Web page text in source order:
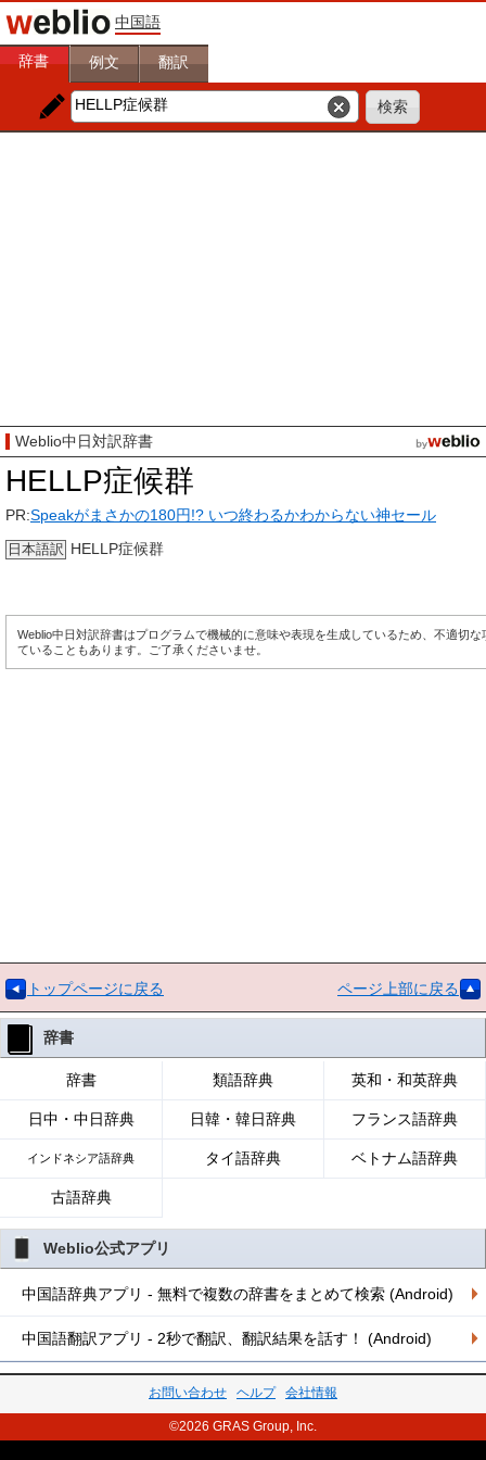
中国語
辞書 例文 翻訳
Weblio中日対訳辞書
HELLP症候群
PR:Speakがまさかの180円!? いつ終わるかわからない神セール
日本語訳 HELLP症候群
Weblio中日対訳辞書はプログラムで機械的に意味や表現を生成しているため、不適切な
ていることもあります。ご了承くださいませ。
トップページに戻る ページ上部に戻る
辞書
辞書 類語辞典 英和・和英辞典
日中・中日辞典 日韓・韓日辞典 フランス語辞典
インドネシア語辞典 タイ語辞典 ベトナム語辞典
古語辞典
Weblio公式アプリ
中国語辞典アプリ - 無料で複数の辞書をまとめて検索 (Android)
中国語翻訳アプリ - 2秒で翻訳、翻訳結果を話す！ (Android)
お問い合わせ ヘルプ 会社情報
©2026 GRAS Group, Inc.